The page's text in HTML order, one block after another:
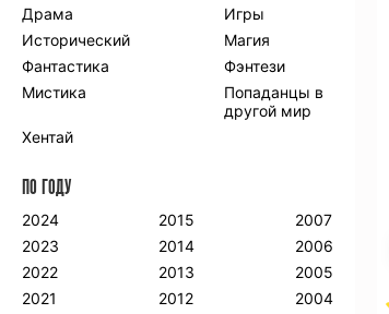
Драма
Игры
Исторический
Магия
Фантастика
Фэнтези
Мистика
Попаданцы в
другой мир
Хентай
ПО ГОДУ
2024
2023
2022
2021
2015
2014
2013
2012
2007
2006
2005
2004